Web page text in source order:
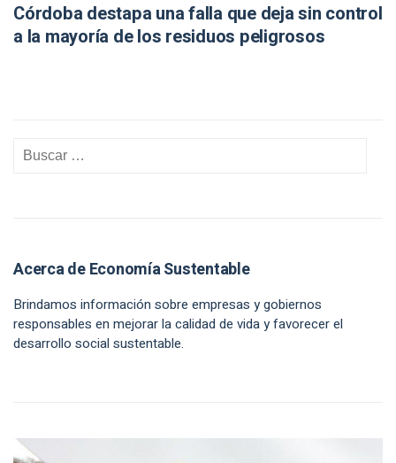
Córdoba destapa una falla que deja sin control
a la mayoría de los residuos peligrosos
Acerca de Economía Sustentable
Brindamos información sobre empresas y gobiernos
responsables en mejorar la calidad de vida y favorecer el
desarrollo social sustentable.